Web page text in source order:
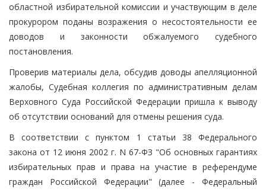
областной избирательной комиссии и участвующим в деле
прокурором поданы возражения о несостоятельности ее
доводов и законности обжалуемого судебного
постановления.
Проверив материалы дела, обсудив доводы апелляционной
жалобы, Судебная коллегия по административным делам
Верховного Суда Российской Федерации пришла к выводу
об отсутствии оснований для отмены решения суда.
В соответствии с пунктом 1 статьи 38 Федерального
закона от 12 июня 2002 г. N 67-ФЗ "Об основных гарантиях
избирательных прав и права на участие в референдуме
граждан Российской Федерации" (далее - Федеральный